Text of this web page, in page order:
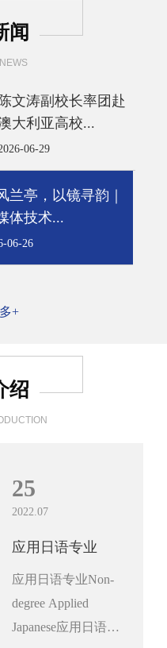
闻
陈文涛副校长率团赴
大利亚高校...
06-29
兰亭，以镜寻韵｜
体技术...
06-26
+
绍
25
2022.07
应用日语专业
应用日语专业Non-
degree Applied
Japanese应用日语以